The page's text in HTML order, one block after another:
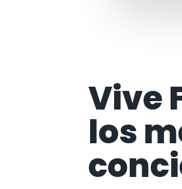
Vive
los